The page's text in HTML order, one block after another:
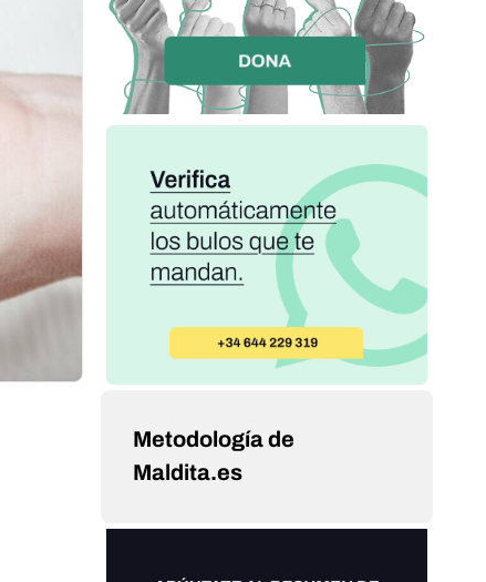
Metodología de
Maldita.es